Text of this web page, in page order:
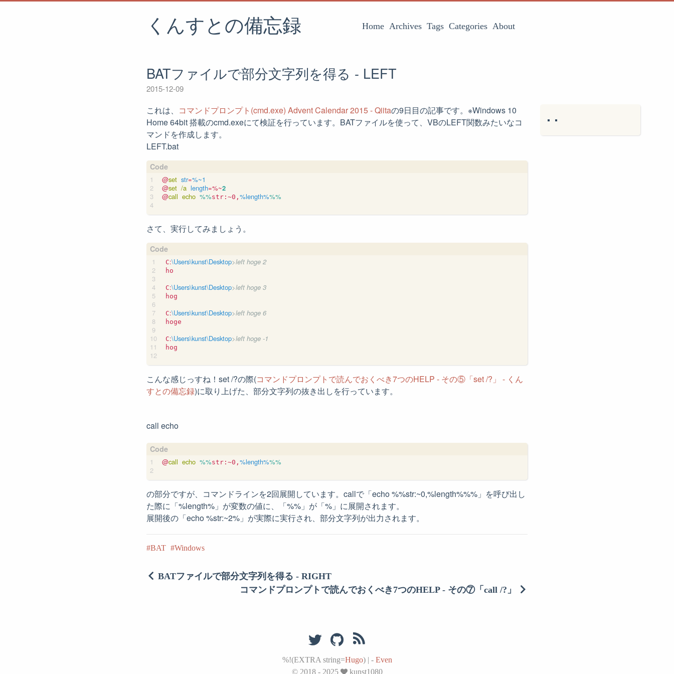
くんすとの備忘録 Home Archives Tags Categories About
BATファイルで部分文字列を得る - LEFT
2015-12-09
これは、 コマンドプロンプト(cmd.exe) Advent Calendar 2015 - Qiitaの9日目の記事です。※Windows 10
Home 64bit 搭載のcmd.exeにて検証を行っています。BATファイルを使って、VBのLEFT関数みたいなコ
マンドを作成します。
LEFT.bat
@set str=%~1
@set /a length=%~2
@call echo %%str:~0, %length%%%
さて、実行してみましょう。
C:\Users\kunst\Desktop>left hoge 2
ho
C:\Users\kunst\Desktop>left hoge 3
hog
C:\Users\kunst\Desktop>left hoge 6
hoge
C:\Users\kunst\Desktop>left hoge -1
hog
こんな感じっすね！set /?の際(コマンドプロンプトで読んでおくべき7つのHELP - その⑤「set /?」 - くん
すとの備忘録)に取り上げた、部分文字列の抜き出しを行っています。
call echo
@call echo %%str:~0, %length%%%
の部分ですが、コマンドラインを2回展開しています。callで「echo %%str:~0,%length%%%」を呼び出し
た際に「%length%」が変数の値に、「%%」が「%」に展開されます。
展開後の「echo %str:~2%」が実際に実行され、部分文字列が出力されます。
BAT Windows
BATファイルで部分文字列を得る - RIGHT
コマンドプロンプトで読んでおくべき7つのHELP - その⑦「call /?」
%!(EXTRA string=Hugo) | - Even
© 2018 - 2025
kunst1080